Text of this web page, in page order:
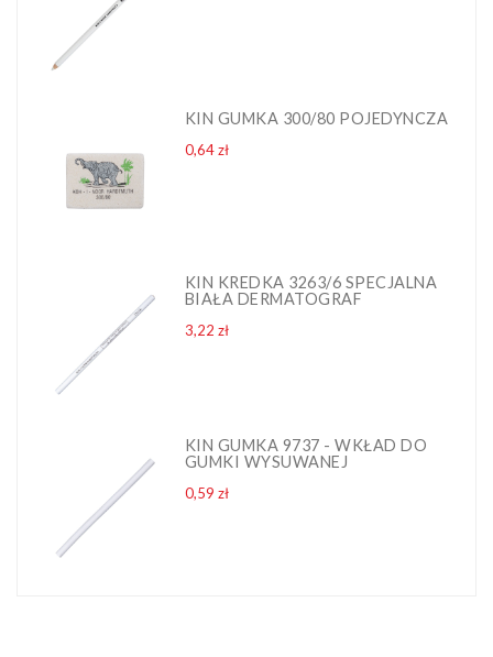
KIN GUMKA 300/80 POJEDYNCZA
0,64 złCena
KIN KREDKA 3263/6 SPECJALNA
BIAŁA DERMATOGRAF
3,22 złCena
KIN GUMKA 9737 - WKŁAD DO
GUMKI WYSUWANEJ
0,59 złCena